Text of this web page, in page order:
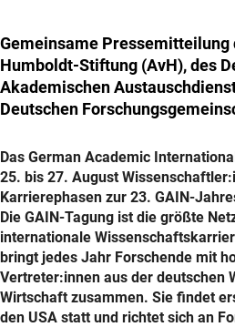
Gemeinsame Pressemitteilung
Humboldt-Stiftung (AvH), des
Akademischen
Deutschen
Das German Academic
25. bis 27. August
Karrierephasen zur 23. GAIN-
Die GAIN-Tagung ist die größte
internationale
bringt jedes Jahr Forschende mit
Vertreter:innen aus der deutschen
Wirtschaft zusammen. Sie findet
den USA statt und richtet sich an